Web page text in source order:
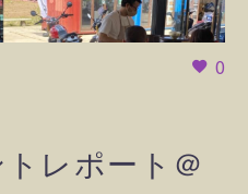
0
レポート＠